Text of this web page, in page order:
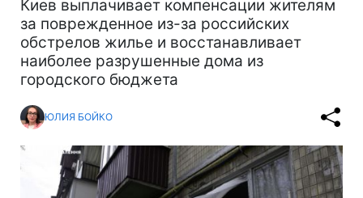
Киев выплачивает компенсации жителям
за поврежденное из-за российских
обстрелов жилье и восстанавливает
наиболее разрушенные дома из
городского бюджета
ЮЛИЯ БОЙКО